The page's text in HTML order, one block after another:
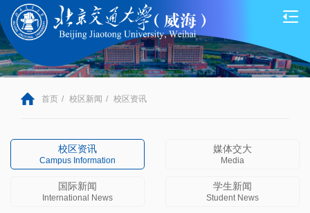
首页 / 校区新闻 / 校区资讯
校区资讯
Campus Information
媒体交大
Media
国际新闻
International News
学生新闻
Student News